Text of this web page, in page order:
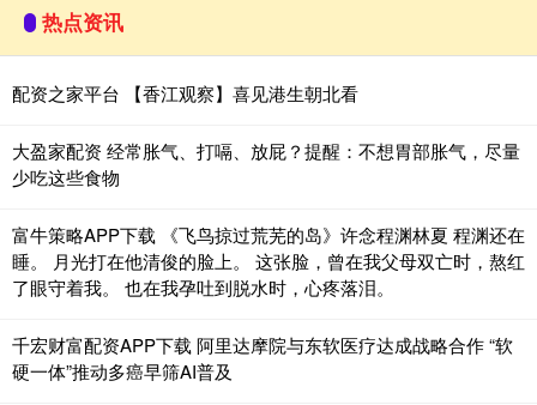
热点资讯
配资之家平台 【香江观察】喜见港生朝北看
大盈家配资 经常胀气、打嗝、放屁？提醒：不想胃部胀气，尽量
少吃这些食物
富牛策略APP下载 《飞鸟掠过荒芜的岛》许念程渊林夏 程渊还在
睡。 月光打在他清俊的脸上。 这张脸，曾在我父母双亡时，熬红
了眼守着我。 也在我孕吐到脱水时，心疼落泪。
千宏财富配资APP下载 阿里达摩院与东软医疗达成战略合作 “软
硬一体”推动多癌早筛AI普及